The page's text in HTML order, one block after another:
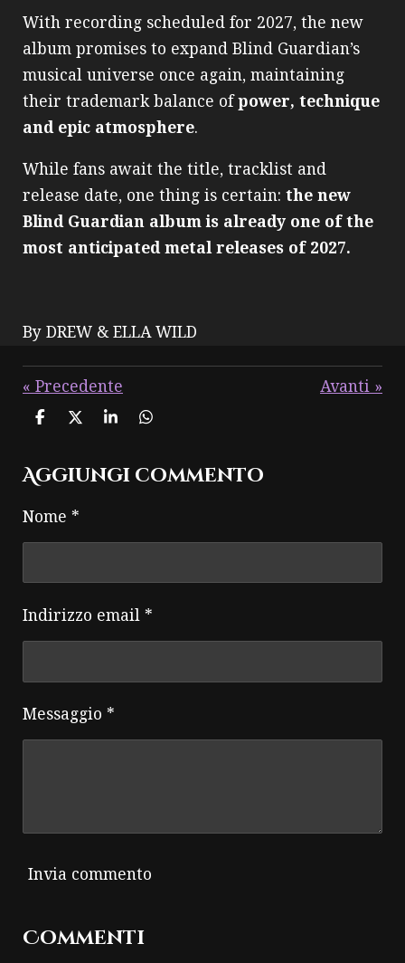
With recording scheduled for 2027, the new
album promises to expand Blind Guardian’s
musical universe once again, maintaining
their trademark balance ofpower, technique
and epic atmosphere.
While fans await the title, tracklist and
release date, one thing is certain: the new
Blind Guardian album is already one of the
most anticipated metal releases of 2027.
By DREW & ELLA WILD
« Precedente Avanti »
C
d
i
i
d
C
d
v
d
C
d
d
C
d
d
Aggiungi commento
Nome *
Indirizzo email *
Messaggio *
Invia commento
Commenti